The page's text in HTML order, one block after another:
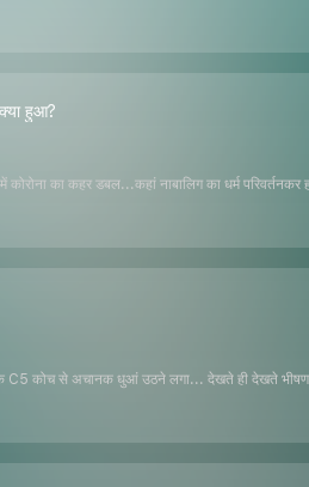
हुआ?
का कहर डबल...कहां नाबालिग का धर्म परिवर्तनकर
के C5 कोच से अचानक धुआं उठने लगा... देखते ही देखते